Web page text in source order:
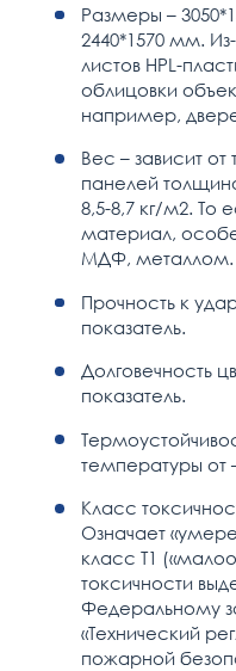
Размеры –
2440*1570 мм.
листов HPL-
облицовки
например,
Вес – зависит
панелей
8,5-8,7 кг/м2. То
материал,
МДФ, металлом.
Прочность к
показатель.
Долговечность
показатель.
температуры от
Класс
Означает
класс Т1
токсичности
Федеральному
«Технический
пожарной